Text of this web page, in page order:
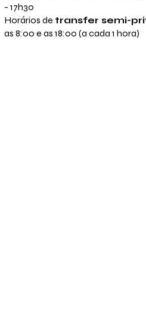
- 17h30
Horários de transfer semi-
as 8:00 e as 18:00 (a cada 1 hora)